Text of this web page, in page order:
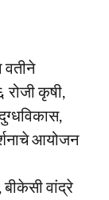
वतीने
कृषी,
आयोजन
बीकेसी वांद्रे